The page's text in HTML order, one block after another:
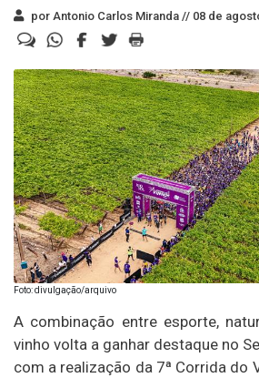
por Antonio Carlos Miranda // 08 de
Foto: divulgação/arquivo
A combinação entre esporte,
vinho volta a ganhar destaque no
com a realização da 7ª Corrida do